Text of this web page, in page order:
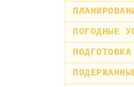
ПОГОДНЫЕ